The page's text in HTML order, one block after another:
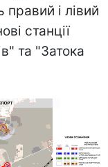
і лівий
станції
та "Затока